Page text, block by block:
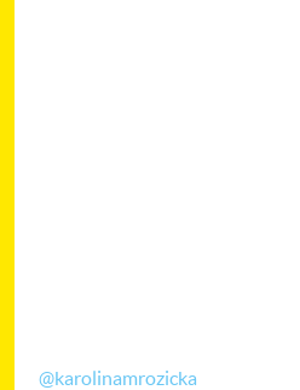
@karolinamrozicka